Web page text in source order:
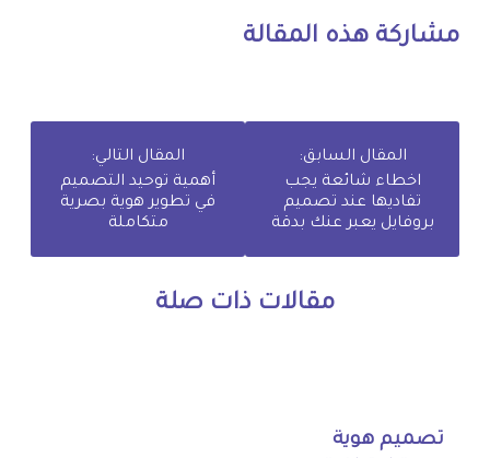
مشاركة هذه المقالة
المقال السابق:
اخطاء شائعة يجب
تفاديها عند تصميم
بروفايل يعبر عنك بدقة
المقال التالي:
أهمية توحيد التصميم
في تطوير هوية بصرية
متكاملة
مقالات ذات صلة
تصميم هوية